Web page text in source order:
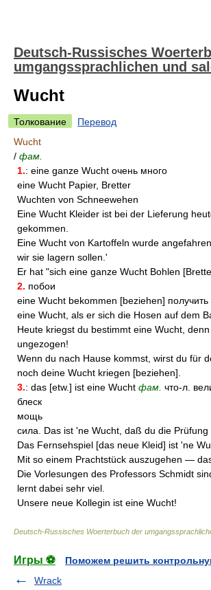
Deutsch-Russisches
umgangssprachlichen und
Wucht
Толкование
Перевод
Wucht
/ фам.
1.: eine ganze Wucht очень много
eine Wucht Papier, Bretter
Wuchten von Schneewehen
Eine Wucht Kleider ist bei der Lieferung
gekommen.
Eine Wucht von Kartoffeln wurde
wir sie lagern sollen.'
Er hat "sich eine ganze Wucht Bohlen
2. побои
eine Wucht bekommen [beziehen] получить
eine Wucht, als er sich die Hosen auf dem
Heute kriegst du bestimmt eine Wucht,
ungezogen!
Wenn du nach Hause kommst, wirst du für
noch deine Wucht kriegen [beziehen].
3.: das [etw.] ist eine Wucht фам. что-л.
блеск
мощь
сила. Das ist 'ne Wucht, daß du die Prüfung
Das Fernsehspiel [das neue Kleid] ist 'ne
Mit so einem Prachtstück auszugehen —
Die Vorlesungen des Professors Schmidt
lernt dabei sehr viel.
Unsere neue Kollegin ist eine Wucht!
Deutsch-Russisches Woerterbuch der
Игры ⚽
Поможем решить
Wrack